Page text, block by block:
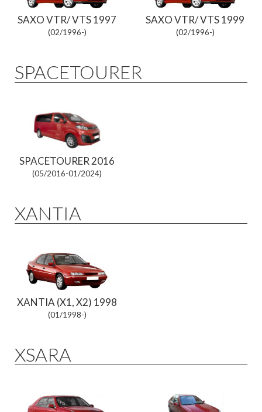
SAXO VTR/ VTS 1997
(02/1996-)
SAXO VTR/ VTS 1999
(02/1996-)
SPACETOURER
SPACETOURER 2016
(05/2016-01/2024)
XANTIA
XANTIA (X1, X2) 1998
(01/1998-)
XSARA